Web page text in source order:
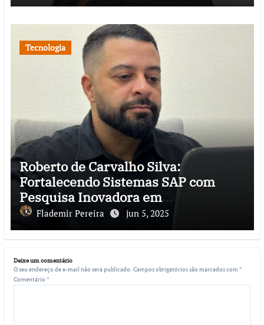
nacional
Tecnologia
Roberto de Carvalho Silva:
Fortalecendo Sistemas SAP com
Pesquisa Inovadora em
Cibersegurança
Flademir Pereira jun 5, 2025
Deixe um comentário
O seu endereço de e-mail não será publicado. Campos obrigatórios são marcados com *
Comentário *